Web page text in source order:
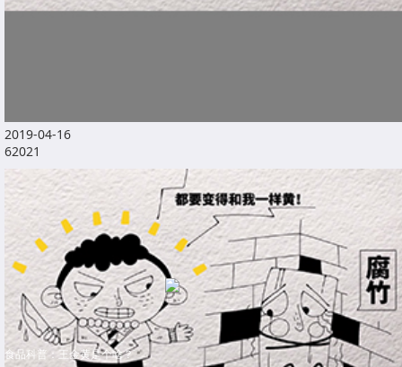
2019-04-16
62021
食品科普：王金黄是个啥？